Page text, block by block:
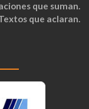
que suman.
que aclaran.